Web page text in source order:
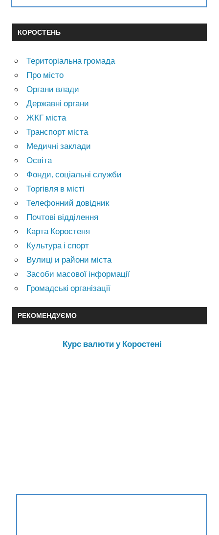
КОРОСТЕНЬ
Територіальна громада
Про місто
Органи влади
Державні органи
ЖКГ міста
Транспорт міста
Медичні заклади
Освіта
Фонди, соціальні служби
Торгівля в місті
Телефонний довідник
Почтові відділення
Карта Коростеня
Культура і спорт
Вулиці и райони міста
Засоби масової інформації
Громадські організації
РЕКОМЕНДУЄМО
Курс валюти у Коростені